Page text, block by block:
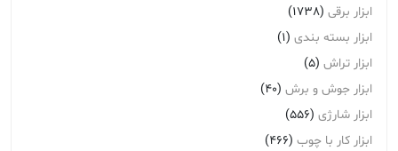
ابزار برقی (1738)
ابزار بسته بندی (1)
ابزار تراش (5)
ابزار جوش و برش (40)
ابزار شارژی (556)
ابزار کار با چوب (466)